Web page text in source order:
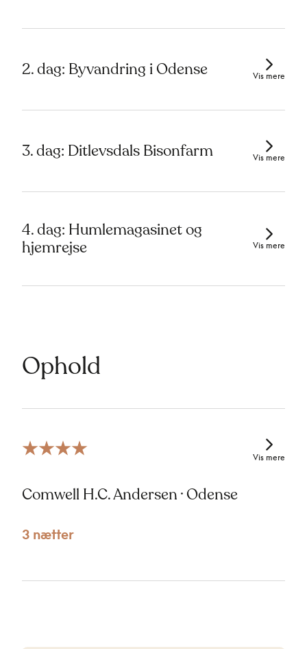
2. dag: Byvandring i Odense Vis mere
3. dag: Ditlevsdals Bisonfarm Vis mere
4. dag: Humlemagasinet og
hjemrejse
Vis mere
Ophold
Comwell H.C. Andersen · Odense
3 nætter
Vis mere